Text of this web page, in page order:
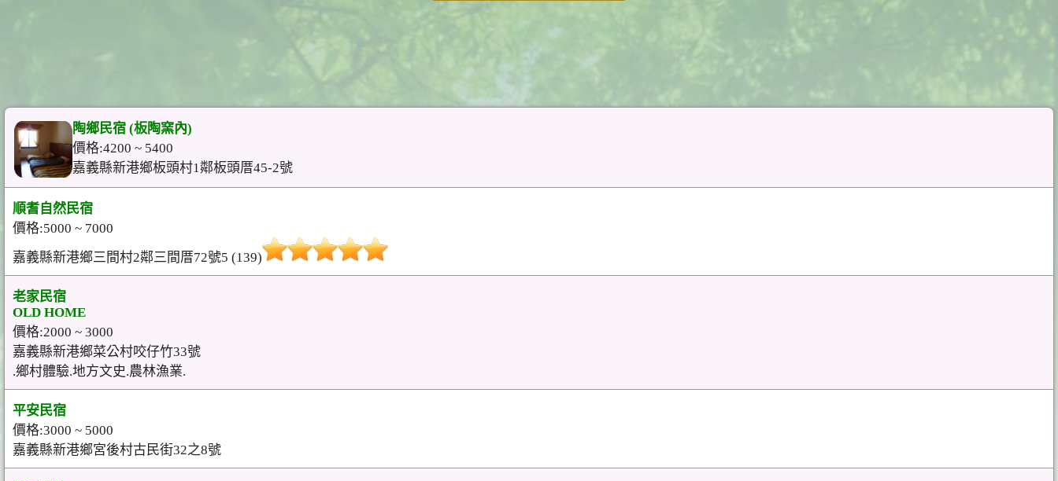
陶鄉民宿 (板陶窯內)
價格:4200 ~ 5400
嘉義縣新港鄉板頭村1鄰板頭厝45-2號
順耆自然民宿
價格:5000 ~ 7000
嘉義縣新港鄉三間村2鄰三間厝72號5 (139)
老家民宿
OLD HOME
價格:2000 ~ 3000
嘉義縣新港鄉菜公村咬仔竹33號
.鄉村體驗.地方文史.農林漁業.
平安民宿
價格:3000 ~ 5000
嘉義縣新港鄉宮後村古民街32之8號